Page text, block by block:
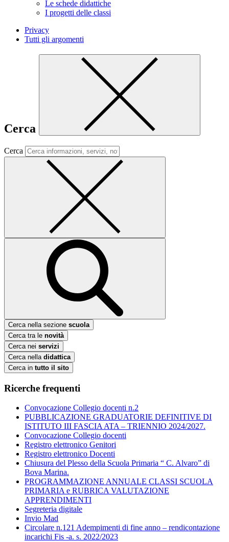
Le schede didattiche
I progetti delle classi
Privacy
Tutti gli argomenti
Cerca
Cerca
Cerca nella sezione scuola
Cerca tra le novità
Cerca nei servizi
Cerca nella didattica
Cerca in tutto il sito
Ricerche frequenti
Convocazione Collegio docenti n.2
PUBBLICAZIONE GRADUATORIE DEFINITIVE DI
ISTITUTO III FASCIA ATA – TRIENNIO 2024/2027.
Convocazione Collegio docenti
Registro elettronico Genitori
Registro elettronico Docenti
Chiusura del Plesso della Scuola Primaria “ C. Alvaro” di
Bova Marina.
PROGRAMMAZIONE ANNUALE CLASSI SCUOLA
PRIMARIA e RUBRICA VALUTAZIONE
APPRENDIMENTI
Segreteria digitale
Invio Mad
Circolare n.121 Adempimenti di fine anno – rendicontazione
incarichi Fis -a. s. 2022/2023